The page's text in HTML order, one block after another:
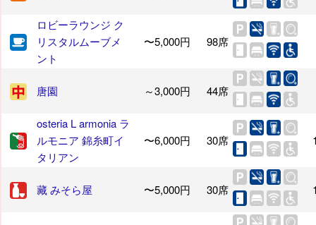
ロビーラウンジ ク
リスタルムーブメ
ント
〜5,000円 98席
唐園 ～3,000円 44席
osteria L armonia ラ
ルモニア 錦糸町イ
タリアン
〜6,000円 30席
藏 みそら屋 〜5,000円 30席